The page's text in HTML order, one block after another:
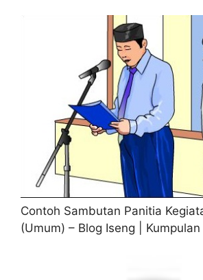
Contoh Sambutan Panitia
(Umum) – Blog Iseng | Kumpulan